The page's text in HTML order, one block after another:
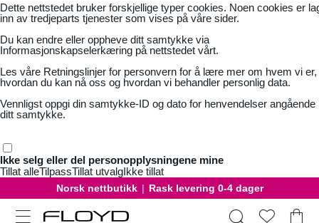
Dette nettstedet bruker forskjellige typer cookies. Noen cookies er
inn av tredjeparts tjenester som vises på våre sider.
Du kan endre eller oppheve ditt samtykke via
Informasjonskapselerkæring på nettstedet vårt.
Les våre Retningslinjer for personvern for å lære mer om hvem vi er,
hvordan du kan nå oss og hvordan vi behandler personlig data.
Vennligst oppgi din samtykke-ID og dato for henvendelser angående
ditt samtykke.
Ikke selg eller del personopplysningene mine
Tillat alleTilpassTillat utvalgIkke tillat
Norsk nettbutikk | Rask levering 0-4 dager